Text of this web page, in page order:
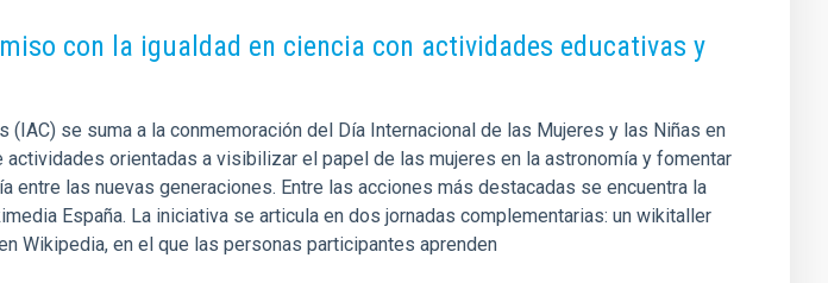
con la igualdad en ciencia con actividades educativas y
se suma a la conmemoración del Día Internacional de las Mujeres y las Niñas en
actividades orientadas a visibilizar el papel de las mujeres en la astronomía y fomentar
entre las nuevas generaciones. Entre las acciones más destacadas se encuentra la
España. La iniciativa se articula en dos jornadas complementarias: un wikitaller
Wikipedia, en el que las personas participantes aprenden